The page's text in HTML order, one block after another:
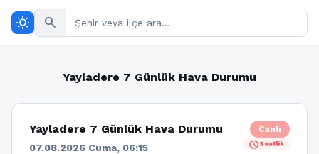
wb_sunny search
Yayladere 7 Günlük Hava Durumu
Yayladere 7 Günlük Hava Durumu
07.08.2026 Cuma, 06:15
Canlı
scheduleSaatlik